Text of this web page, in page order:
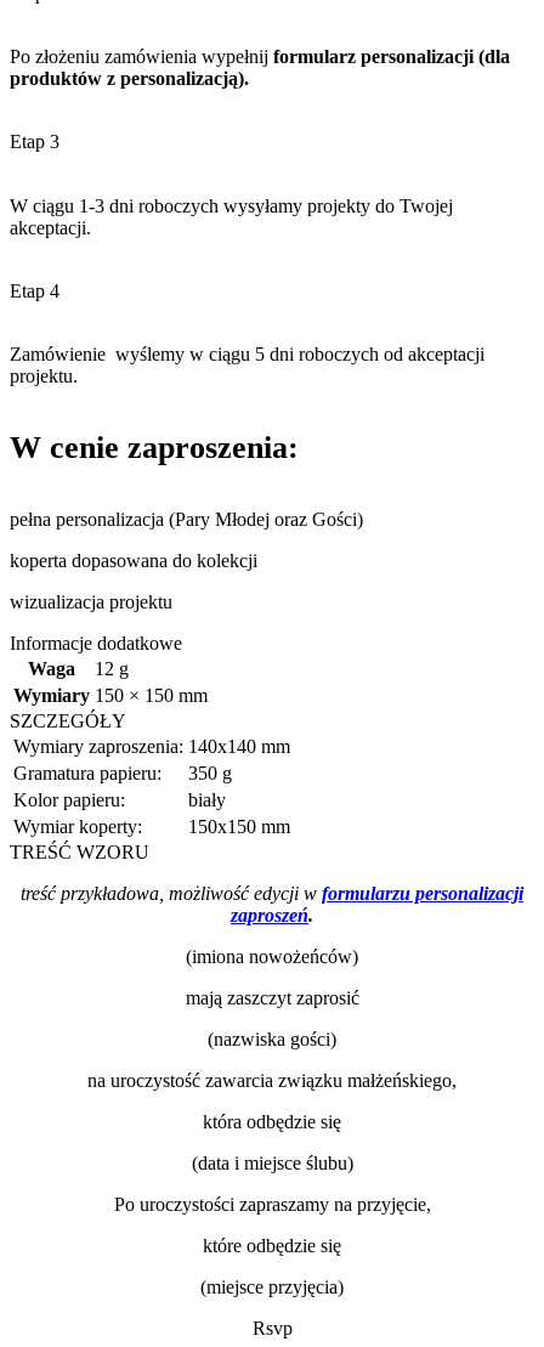
Po złożeniu zamówienia wypełnij formularz personalizacji (dla
produktów z personalizacją).
Etap 3
W ciągu 1-3 dni roboczych wysyłamy projekty do Twojej
akceptacji.
Etap 4
Zamówienie wyślemy w ciągu 5 dni roboczych od akceptacji
projektu.
W cenie zaproszenia:
pełna personalizacja (Pary Młodej oraz Gości)
koperta dopasowana do kolekcji
wizualizacja projektu
Informacje dodatkowe
Waga
12 g
Wymiary 150 × 150 mm
SZCZEGÓŁY
Wymiary zaproszenia: 140x140 mm
Gramatura papieru:
350 g
Kolor papieru:
biały
Wymiar koperty:
150x150 mm
TREŚĆ WZORU
treść przykładowa, możliwość edycji w formularzu personalizacji
zaproszeń.
(imiona nowożeńców)
mają zaszczyt zaprosić
(nazwiska gości)
na uroczystość zawarcia związku małżeńskiego,
która odbędzie się
(data i miejsce ślubu)
Po uroczystości zapraszamy na przyjęcie,
które odbędzie się
(miejsce przyjęcia)
Rsvp